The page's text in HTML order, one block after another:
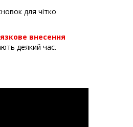
для чітко
внесення
деякий час.